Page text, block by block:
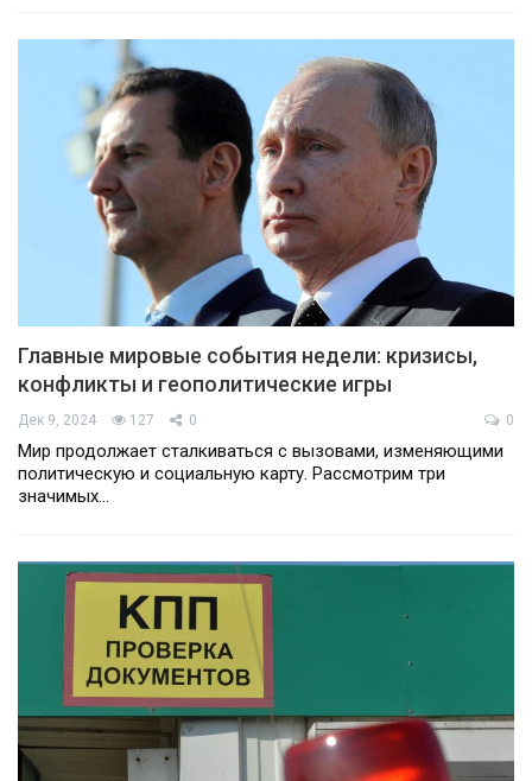
Главные мировые события недели: кризисы,
конфликты и геополитические игры
Дек 9, 2024 127 0 0
Мир продолжает сталкиваться с вызовами, изменяющими
политическую и социальную карту. Рассмотрим три
значимых…